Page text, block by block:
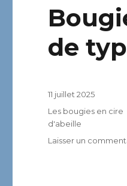
de
Publié
le
11 juillet 2025
Catégories
Les bougies en cire
d'abeille
Laisser un